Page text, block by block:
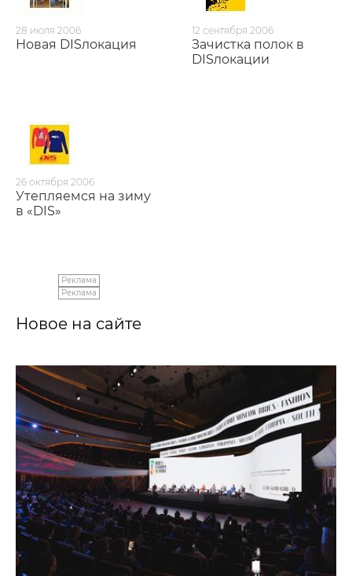
28 июля 2006
Новая DISлокация
12 сентября 2006
Зачистка полок в
DISлокации
26 октября 2006
Утепляемся на зиму
в «DIS»
Реклама
Реклама
Новое на сайте